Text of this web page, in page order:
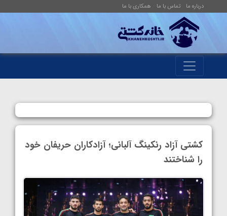
درباره ما تماس با ما همکاری با ما
کشتی آزاد رنکینگ‌ آلبانی؛ آزادکاران حریفان خود
را شناختند